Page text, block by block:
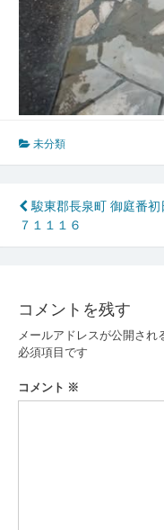
未分類
投
稿
ビ
ゲ
ー
シ
駿東郡長泉町 御庭番初
７１１１６
コメントを残す
メールアドレスが公開され
必須項目です
コメント ※